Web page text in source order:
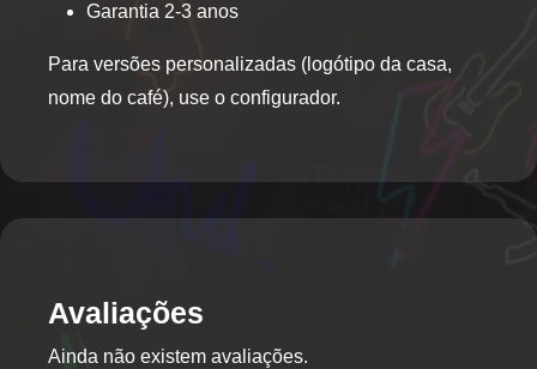
Garantia 2-3 anos
Para versões personalizadas (logótipo da casa,
nome do café), use o configurador.
Avaliações
Ainda não existem avaliações.